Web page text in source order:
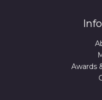
Awards